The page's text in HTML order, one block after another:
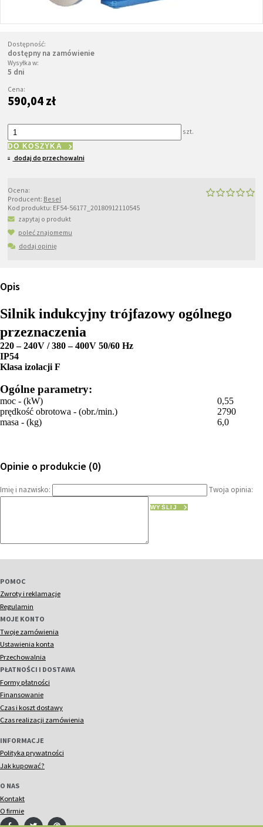
Dostępność:
dostępny na zamówienie
Wysyłka w:
5 dni
Cena:
590,04 zł
szt.
DO KOSZYKA
dodaj do przechowalni
Ocena:
Producent: Besel
Kod produktu: EF54-56177_20180912110545
zapytaj o produkt
poleć znajomemu
dodaj opinię
Opis
Silnik indukcyjny trójfazowy ogólnego
przeznaczenia
220 – 240V / 380 – 400V 50/60 Hz
IP54
Klasa izolacji F
Ogólne parametry:
moc - (kW)
0,55
prędkość obrotowa - (obr./min.)
2790
masa - (kg)
6,0
Opinie o produkcie (0)
Imię i nazwisko: Twoja opinia:
WYŚLIJ
POMOC
Zwroty i reklamacje
Regulamin
MOJE KONTO
Twoje zamówienia
Ustawienia konta
Przechowalnia
PŁATNOŚCI I DOSTAWA
Formy płatności
Finansowanie
Czas i koszt dostawy
Czas realizacji zamówienia
INFORMACJE
Polityka prywatności
Jak kupować?
O NAS
Kontakt
O firmie